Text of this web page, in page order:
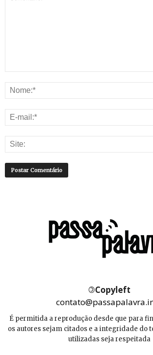
©Copyleft
É permitida a reprodução desde que para
os autores sejam citados e a integridade do
utilizadas seja respeitada